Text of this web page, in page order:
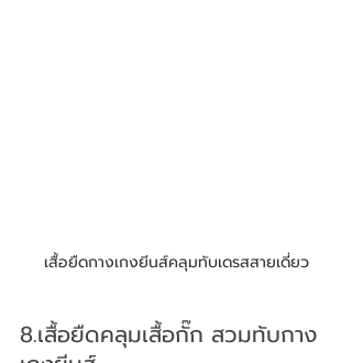
เสื้อยืดกางเกงยีนส์คลุมทับเดรสสายเดี่ยว
8.เสื้อยืดคลุมเสื้อกั๊ก สวมทับกาง